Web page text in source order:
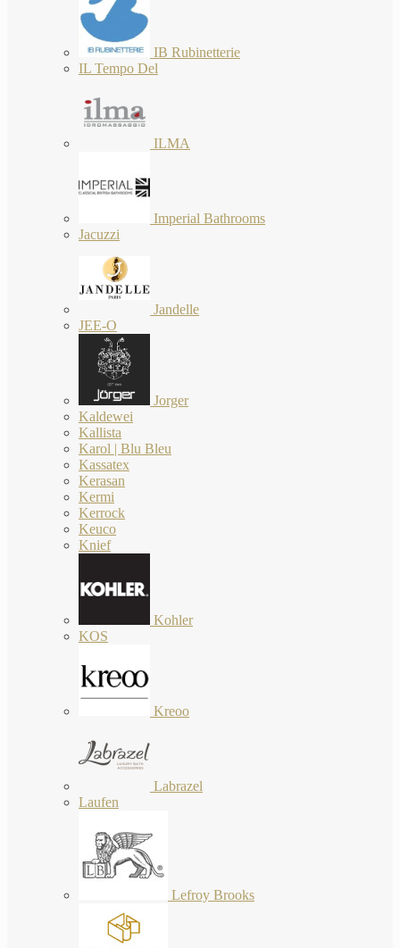
IB Rubinetterie
IL Tempo Del
ILMA
Imperial Bathrooms
Jacuzzi
Jandelle
JEE-O
Jorger
Kaldewei
Kallista
Karol | Blu Bleu
Kassatex
Kerasan
Kermi
Kerrock
Keuco
Knief
Kohler
KOS
Kreoo
Labrazel
Laufen
Lefroy Brooks